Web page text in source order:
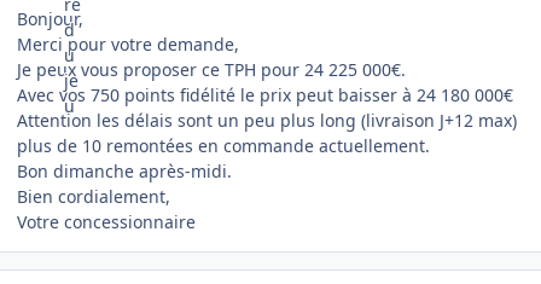
Bonjour,
Merci pour votre demande,
Je peux vous proposer ce TPH pour 24 225 000€.
Avec vos 750 points fidélité le prix peut baisser à 24 180 000€
Attention les délais sont un peu plus long (livraison J+12 max)
plus de 10 remontées en commande actuellement.
Bon dimanche après-midi.
Bien cordialement,
Votre concessionnaire